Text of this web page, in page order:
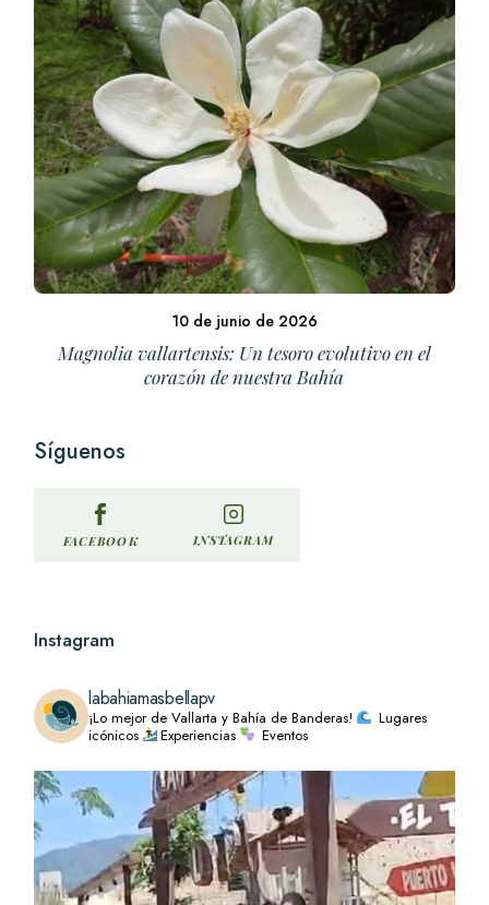
10 de junio de 2026
Magnolia vallartensis: Un tesoro evolutivo en el
corazón de nuestra Bahía
Síguenos
FACEBOOK INSTAGRAM
Instagram
labahiamasbellapv
¡Lo mejor de Vallarta y Bahía de Banderas!
Lugares
icónicos
Experiencias Eventos